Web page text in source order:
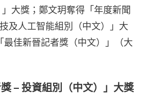
大獎；鄭文玥奪得「年度新聞
及人工智能組別（中文）」大
最佳新晉記者獎（中文）」（大
獎 – 投資組別（中文）」大獎